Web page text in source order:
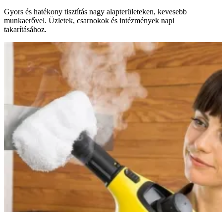
Gyors és hatékony tisztítás nagy alapterületeken, kevesebb
munkaerővel. Üzletek, csarnokok és intézmények napi
takarításához.